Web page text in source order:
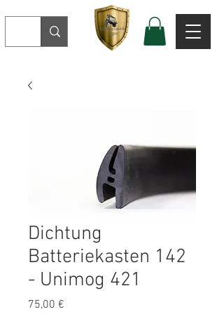
Dichtung
Batteriekasten 142
- Unimog 421
75,00 €